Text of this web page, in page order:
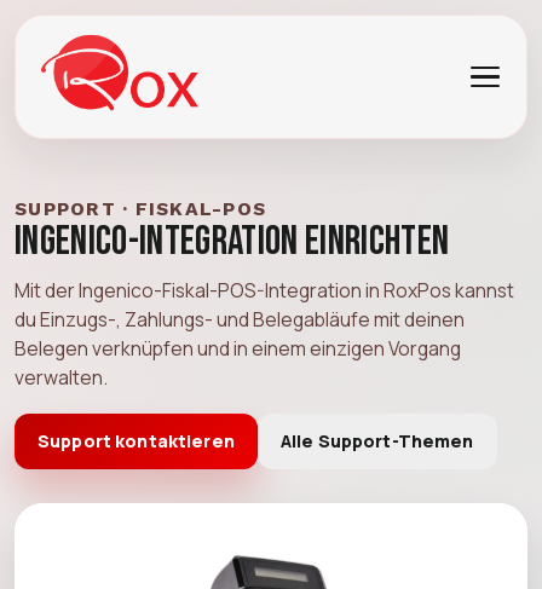
SUPPORT · FISKAL-POS
Ingenico-Integration einrichten
Mit der Ingenico-Fiskal-POS-Integration in RoxPos kannst
du Einzugs-, Zahlungs- und Belegabläufe mit deinen
Belegen verknüpfen und in einem einzigen Vorgang
verwalten.
Support kontaktieren Alle Support-Themen